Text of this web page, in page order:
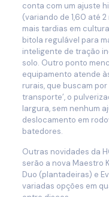
conta com um ajuste
(variando de 1,60 até
mais tardias em
bitola regulável para
inteligente de tração
solo. Outro ponto
equipamento atende
rurais, que buscam
transporte’, o
largura, sem nenhum
deslocamento em
batedores.
Outras novidades da
serão a nova Maestro
Duo (plantadeiras) e
variadas opções em